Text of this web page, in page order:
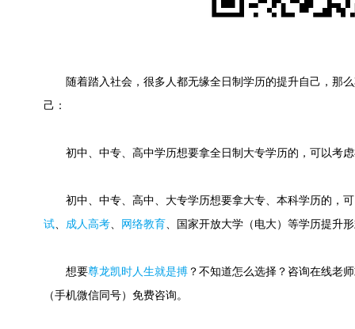
随着踏入社会，很多人都无缘全日制学历的提升自己，那么
己：
初中、中专、高中学历想要拿全日制大专学历的，可以考虑
初中、中专、高中、大专学历想要拿大专、本科学历的，可
试、 成人高考、 网络教育、国家开放大学（电大）等学历提升
想要尊龙凯时人生就是搏 ？不知道怎么选择？咨询在线老
（手机微信同号）免费咨询。